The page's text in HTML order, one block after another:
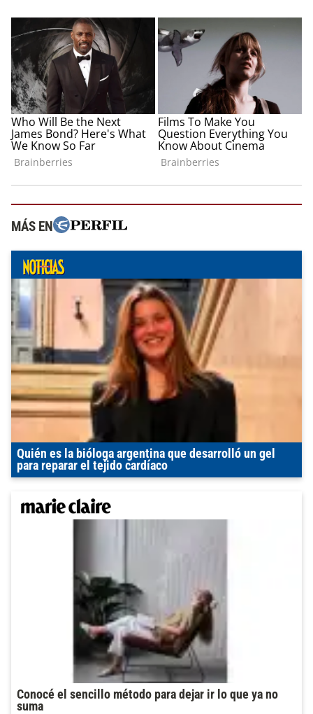
MÁS EN
Quién es la bióloga argentina que desarrolló un gel
para reparar el tejido cardíaco
Conocé el sencillo método para dejar ir lo que ya no
suma